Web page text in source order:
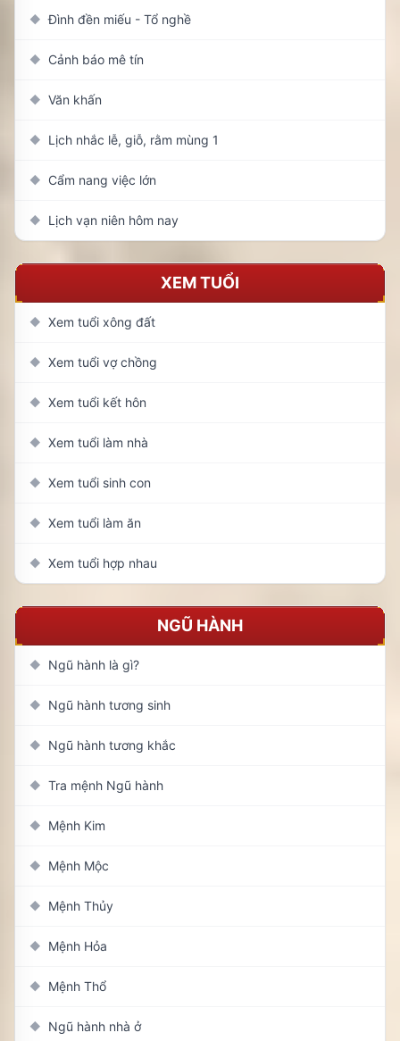
◆ Đình đền miếu - Tổ nghề
◆ Cảnh báo mê tín
◆ Văn khấn
◆ Lịch nhắc lễ, giỗ, rằm mùng 1
◆ Cẩm nang việc lớn
◆ Lịch vạn niên hôm nay
XEM TUỔI
◆ Xem tuổi xông đất
◆ Xem tuổi vợ chồng
◆ Xem tuổi kết hôn
◆ Xem tuổi làm nhà
◆ Xem tuổi sinh con
◆ Xem tuổi làm ăn
◆ Xem tuổi hợp nhau
NGŨ HÀNH
◆ Ngũ hành là gì?
◆ Ngũ hành tương sinh
◆ Ngũ hành tương khắc
◆ Tra mệnh Ngũ hành
◆ Mệnh Kim
◆ Mệnh Mộc
◆ Mệnh Thủy
◆ Mệnh Hỏa
◆ Mệnh Thổ
◆ Ngũ hành nhà ở